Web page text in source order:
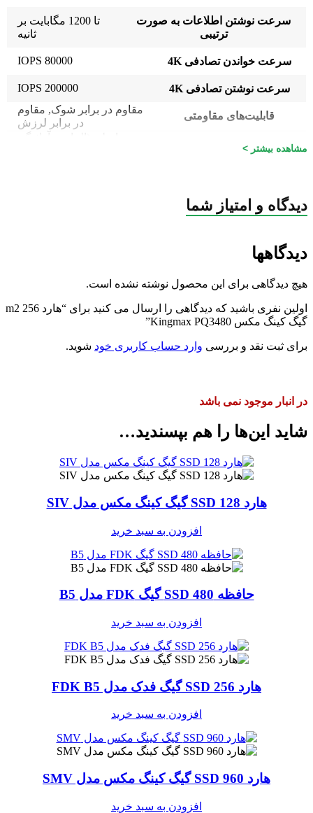
سرعت نوشتن اطلاعات به صورت
ترتیبی
تا 1200 مگابایت بر
ثانیه
سرعت خواندن تصادفی 4K 80000 IOPS
سرعت نوشتن تصادفی 4K 200000 IOPS
قابلیت‌های مقاومتی
مقاوم در برابر شوک, مقاوم
در برابر لرزش
گارانتیمشاهده بیشتر >
دیدگاه و امتیاز شما
دیدگاهها
هیچ دیدگاهی برای این محصول نوشته نشده است.
اولین نفری باشید که دیدگاهی را ارسال می کنید برای “هارد m2 256
گیگ کینگ‌ مکس Kingmax PQ3480”
برای ثبت نقد و بررسی وارد حساب کاربری خود شوید.
در انبار موجود نمی باشد
شاید این‌ها را هم بپسندید…
هارد SSD 128 گیگ کینگ‌ مکس مدل SIV
افزودن به سبد خرید
حافظه SSD 480 گیگ FDK مدل B5
افزودن به سبد خرید
هارد SSD 256 گیگ فدک مدل FDK B5
افزودن به سبد خرید
هارد SSD 960 گیگ کینگ‌ مکس مدل SMV
افزودن به سبد خرید